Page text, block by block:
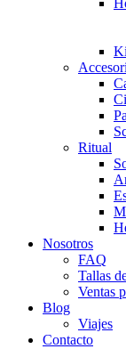
Ritual
Nosotros
FAQ
Tallas
Ventas
Blog
Viajes
Contacto